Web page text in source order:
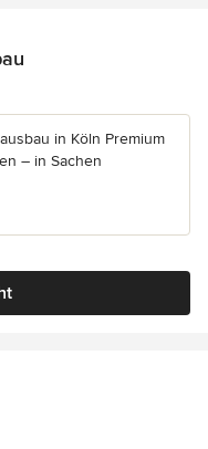
Sternen
in Köln Premium
– in Sachen
Sternen